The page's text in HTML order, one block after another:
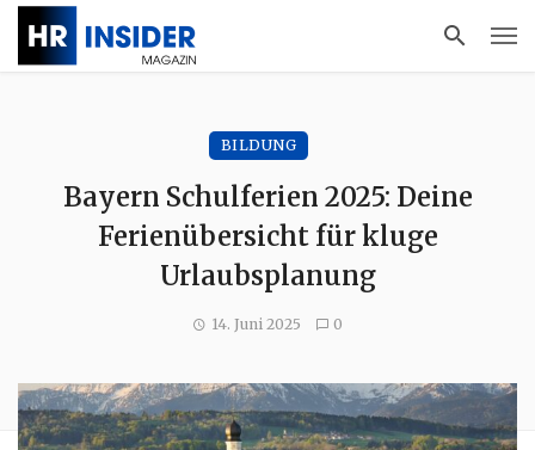
BILDUNG
Bayern Schulferien 2025: Deine
Ferienübersicht für kluge
Urlaubsplanung
14. Juni 2025 0